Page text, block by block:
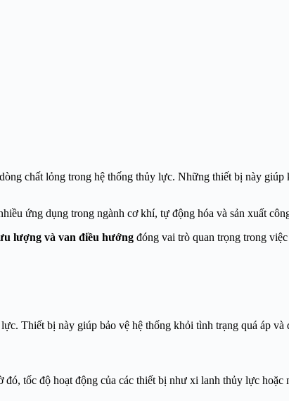
chất lỏng trong hệ thống thủy lực. Những thiết bị này
ứng dụng trong ngành cơ khí, tự động hóa và sản xuất
lượng và van điều hướng đóng vai trò quan trọng trong
Thiết bị này giúp bảo vệ hệ thống khỏi tình trạng quá áp và
tốc độ hoạt động của các thiết bị như xi lanh thủy lực